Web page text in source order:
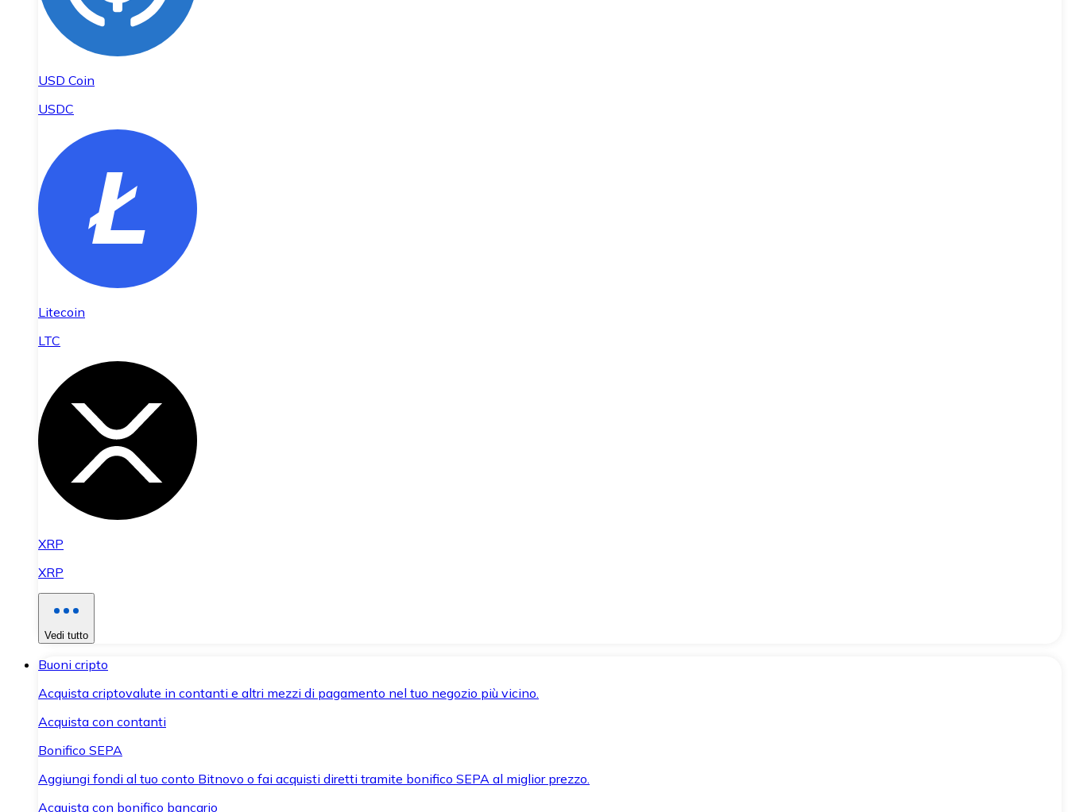
USD Coin
USDC
Litecoin
LTC
XRP
XRP
Vedi tutto
Buoni cripto
Acquista criptovalute in contanti e altri mezzi di pagamento nel tuo negozio più vicino.
Acquista con contanti
Bonifico SEPA
Aggiungi fondi al tuo conto Bitnovo o fai acquisti diretti tramite bonifico SEPA al miglior prezzo.
Acquista con bonifico bancario